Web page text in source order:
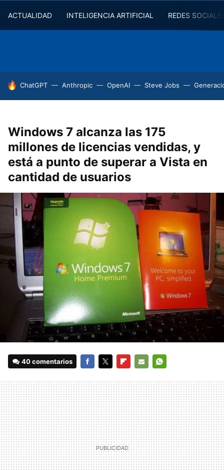
ACTUALIDAD INTELIGENCIA ARTIFICIAL REDES
HOY SE HABLA DE
ChatGPT Anthropic OpenAI Steve Jobs
Windows 7 alcanza las 175
millones de licencias vendidas, y
está a punto de superar a Vista en
cantidad de usuarios
40 comentarios
MAIL